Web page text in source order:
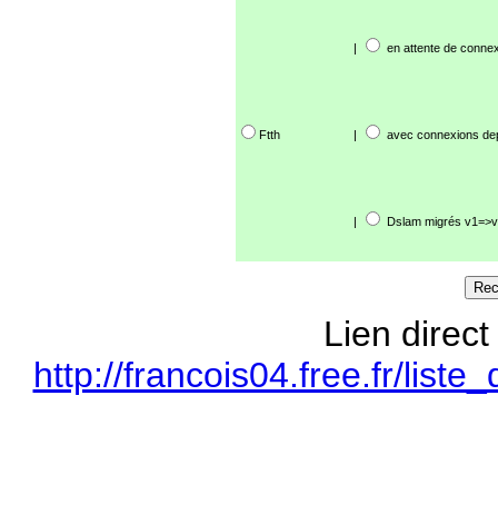
| en attente de
Ftth | avec connexions
| Dslam migrés
Lien
http://francois04.free.fr/